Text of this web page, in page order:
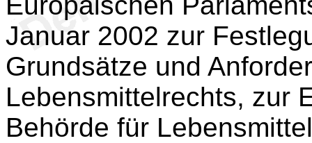
Januar 2002 zur
Grundsätze und
Lebensmittelrechts, zur
Behörde für